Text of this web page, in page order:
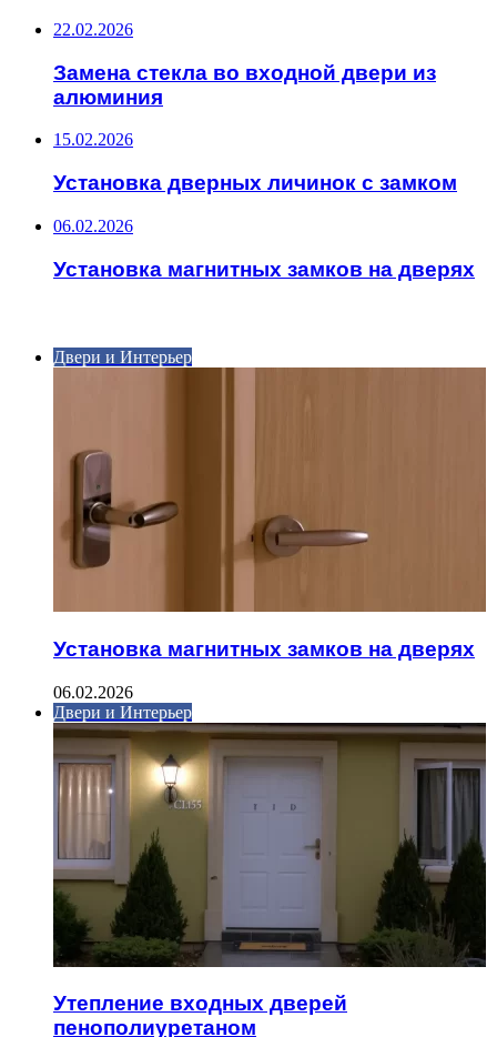
22.02.2026
Замена стекла во входной двери из
алюминия
15.02.2026
Установка дверных личинок с замком
06.02.2026
Установка магнитных замков на дверях
Двери и Интерьер
Установка магнитных замков на дверях
06.02.2026
Двери и Интерьер
Утепление входных дверей
пенополиуретаном